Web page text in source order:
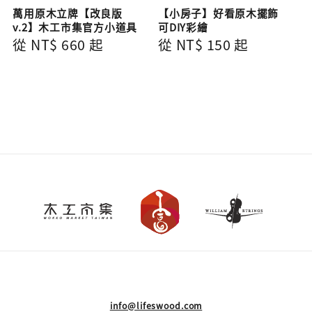
萬用原木立牌【改良版
v.2】木工市集官方小道具
Regular
從 NT$ 660 起
【小房子】好看原木擺飾
可DIY彩繪
Regular
從 NT$ 150 起
info@lifeswood.com